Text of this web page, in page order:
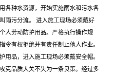
各种水资源，开始实施雨水和污水各
雨污分流。 进入施工现场必须戴好
人劳动防护用品。严格执行操作规
令有权拒绝并有责任制止他人作业。
用品，进入施工现场必须戴安全帽。
克品质大关不失为一条良策。经过多